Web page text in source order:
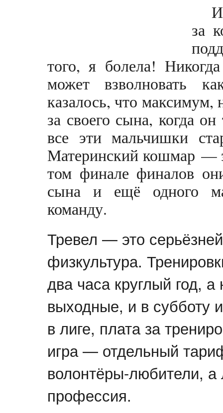
за
того, я болела!
может взволновать
казалось, что
за своего сына, когда
все эти мальчишки
Материнский кошмар —
том финале финалов
сына и ещё одного
команду.
Тревел — это
физкультура.
два часа круглый год,
выходные, и в субботу
в лиге, плата за
игра — отдельный
волонтёры-любители,
профессия.